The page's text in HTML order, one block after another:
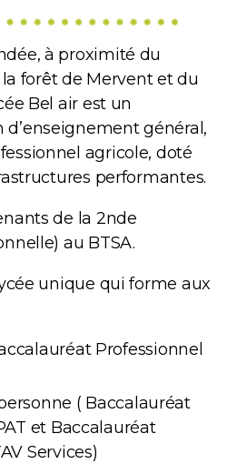
à proximité du
forêt de Mervent et du
Bel air est un
général,
agricole, doté
performantes.
de la 2nde
au BTSA.
unique qui forme aux
Professionnel
( Baccalauréat
et Baccalauréat
Services)